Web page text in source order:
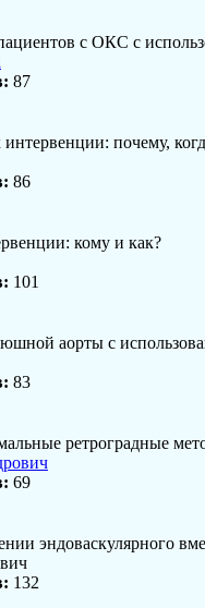
с ОКС с
87
почему,
86
кому и как?
101
аорты с
83
ретроградные
69
эндоваскулярного
132